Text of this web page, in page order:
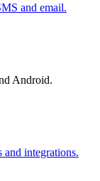
and email.
Android.
integrations.